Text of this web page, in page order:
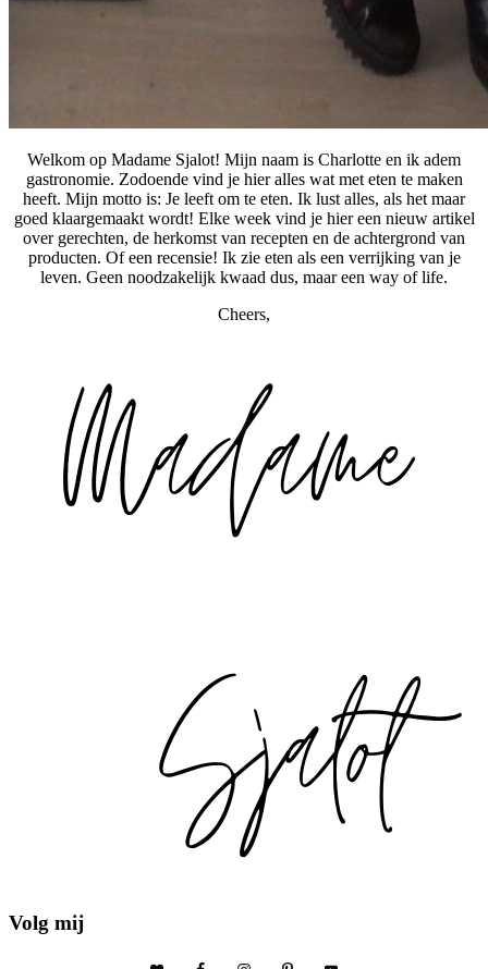
Welkom op Madame Sjalot! Mijn naam is Charlotte en ik adem
gastronomie. Zodoende vind je hier alles wat met eten te maken
heeft. Mijn motto is: Je leeft om te eten. Ik lust alles, als het maar
goed klaargemaakt wordt! Elke week vind je hier een nieuw artikel
over gerechten, de herkomst van recepten en de achtergrond van
producten. Of een recensie! Ik zie eten als een verrijking van je
leven. Geen noodzakelijk kwaad dus, maar een way of life.
Cheers,
Volg mij